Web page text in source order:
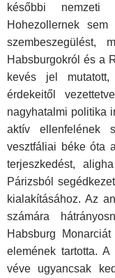
későbbi
Hohezollernek
Habsburgokról és a
kevés jel
érdekeitől
nagyhatalmi politika
aktív ellenfelének
vesztfáliai béke óta
terjeszkedést,
Párizsból
kialakításához. Az
számára
Habsburg
elemének tartotta.
véve ugyancsak